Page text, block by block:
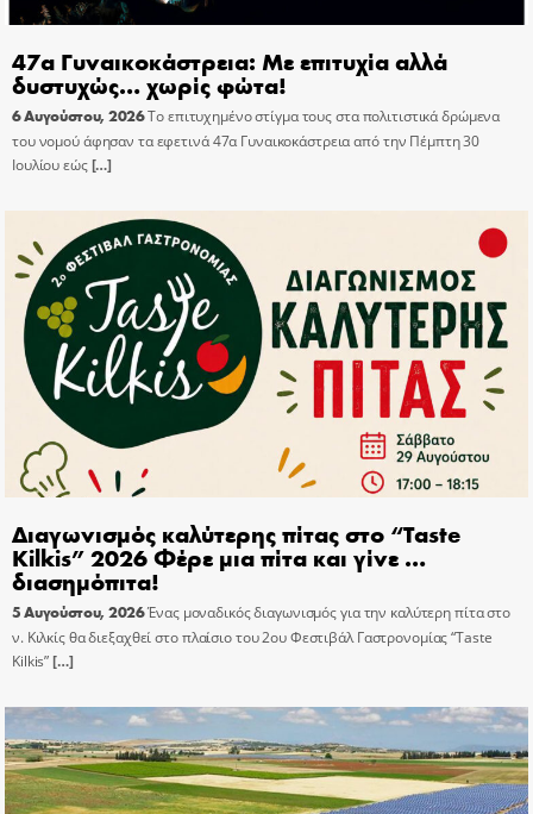
47α Γυναικοκάστρεια: Με επιτυχία αλλά
δυστυχώς… χωρίς φώτα!
6 Αυγούστου, 2026Το επιτυχημένο στίγμα τους στα πολιτιστικά δρώμενα
του νομού άφησαν τα εφετινά 47α Γυναικοκάστρεια από την Πέμπτη 30
Ιουλίου εώς[…]
Διαγωνισμός καλύτερης πίτας στο “Taste
Kilkis” 2026 Φέρε μια πίτα και γίνε …
διασημόπιτα!
5 Αυγούστου, 2026Ένας μοναδικός διαγωνισμός για την καλύτερη πίτα στο
ν. Κιλκίς θα διεξαχθεί στο πλαίσιο του 2ου Φεστιβάλ Γαστρονομίας “Taste
Kilkis”[…]